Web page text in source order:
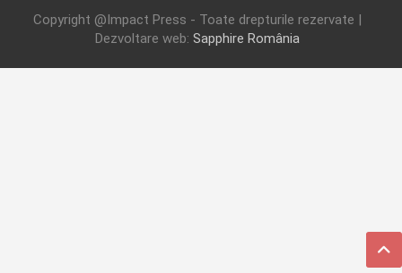
Copyright @Impact Press - Toate drepturile rezervate |
Dezvoltare web: Sapphire România